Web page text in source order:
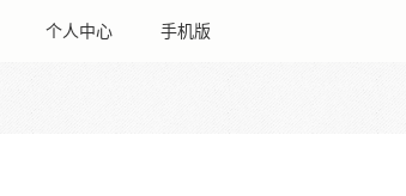
个人中心 手机版